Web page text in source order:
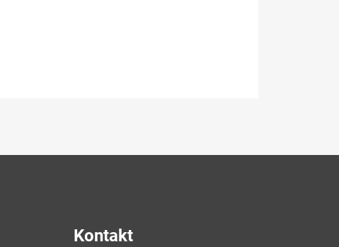
Kontakt